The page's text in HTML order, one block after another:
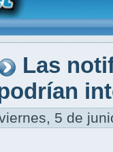
Las
5 de